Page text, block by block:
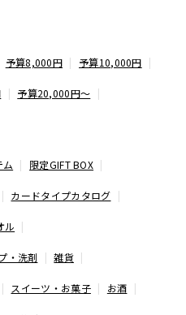
予算8,000円 予算10,000円
予算20,000円〜
ム 限定GIFT BOX
カードタイプカタログ
ル
・洗剤 雑貨
スイーツ・お菓子 お酒